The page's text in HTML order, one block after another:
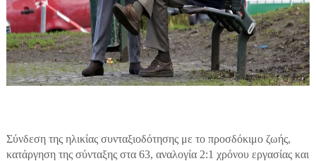
Σύνδεση της ηλικίας συνταξιοδότησης με το προσδόκιμο ζωής,
κατάργηση της σύνταξης στα 63, αναλογία 2:1 χρόνου εργασίας και